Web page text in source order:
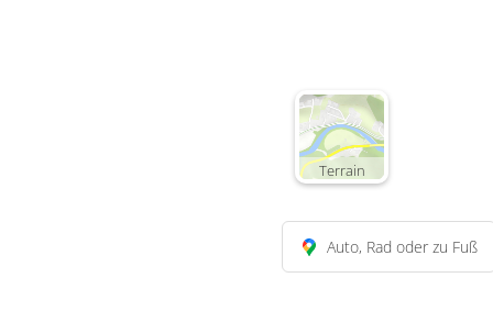
Terrain
Auto, Rad oder zu Fuß